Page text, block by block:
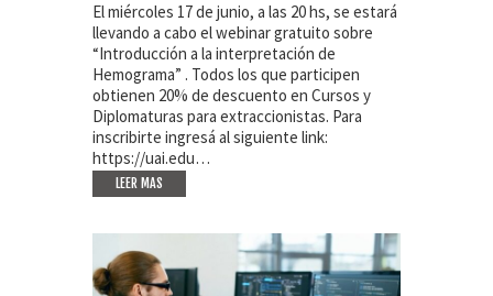
El miércoles 17 de junio, a las 20 hs, se estará
llevando a cabo el webinar gratuito sobre
“Introducción a la interpretación de
Hemograma” . Todos los que participen
obtienen 20% de descuento en Cursos y
Diplomaturas para extraccionistas. Para
inscribirte ingresá al siguiente link:
https://uai.edu…
LEER MAS